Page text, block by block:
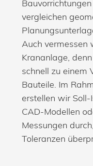
vergleichen
Auch vermessen
Krananlage,
schnell zu einem
Bauteile. Im
erstellen wir
CAD-Modellen
Messungen
Toleranzen